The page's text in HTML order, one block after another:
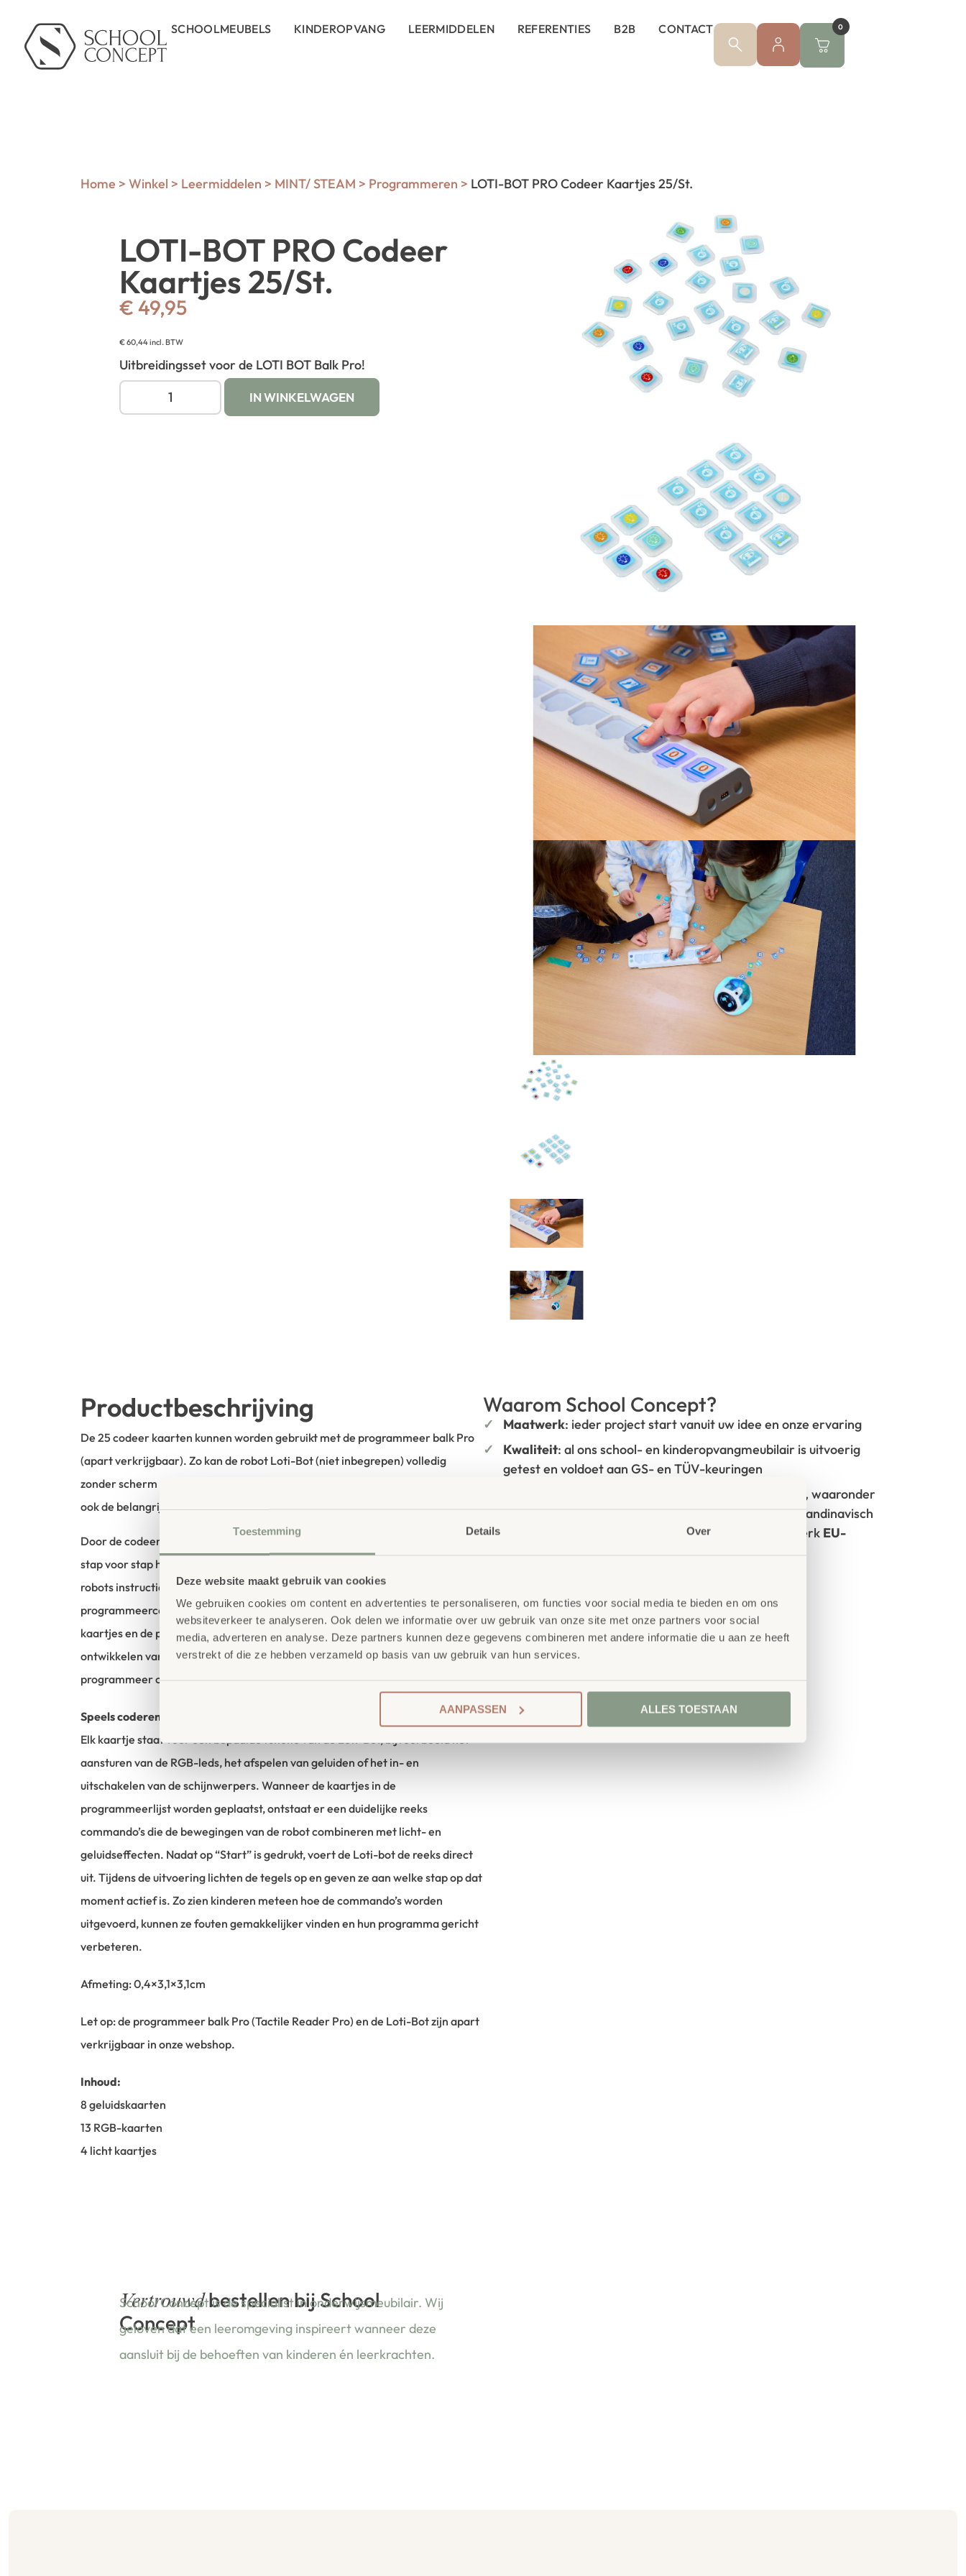
Toestemming Details Over
Deze website maakt gebruik van cookies
We gebruiken cookies om content en advertenties te personaliseren, om functies voor social media te bieden en om ons
websiteverkeer te analyseren. Ook delen we informatie over uw gebruik van onze site met onze partners voor social
media, adverteren en analyse. Deze partners kunnen deze gegevens combineren met andere informatie die u aan ze heeft
verstrekt of die ze hebben verzameld op basis van uw gebruik van hun services.
AANPASSEN ALLES TOESTAAN
SCHOOLMEUBELS KINDEROPVANG LEERMIDDELEN REFERENTIES B2B CONTACT 0
Home > Winkel > Leermiddelen > MINT/ STEAM > Programmeren > LOTI-BOT PRO Codeer Kaartjes 25/St.
LOTI-BOT PRO Codeer
Kaartjes 25/St.
€ 49,95
€60,44incl. BTW
Uitbreidingsset voor de LOTI BOT Balk Pro!
IN WINKELWAGEN
Productbeschrijving
De 25 codeer kaarten kunnen worden gebruikt met de programmeer balk Pro
(apart verkrijgbaar). Zo kan de robot Loti-Bot (niet inbegrepen) volledig
zonder scherm worden geprogrammeerd. Met de kaarten kunnen kinderen
ook de belangrijkste functies van de robot gebruiken: licht, kleur en geluid.
Door de codeer kaarten in de programmeer balk Pro te plaatsen, ontstaan
stap voor stap hele reeksen commando’s. Zo kunnen leerlingen begrijpen hoe
robots instructies uitvoeren en tegelijkertijd belangrijke
programmeerconcepten zoals sequenties, algoritmen en debugging leren. De
kaartjes en de programmeer balk helpen basisschoolkinderen bij het
ontwikkelen van programmeer opdrachten en het begrijpen van abstracte
programmeer concepten.
Speels coderen met tastbare opdrachten
Elk kaartje staat voor een bepaalde functie van de Loti-Bot, bijvoorbeeld het
aansturen van de RGB-leds, het afspelen van geluiden of het in- en
uitschakelen van de schijnwerpers. Wanneer de kaartjes in de
programmeerlijst worden geplaatst, ontstaat er een duidelijke reeks
commando’s die de bewegingen van de robot combineren met licht- en
geluidseffecten. Nadat op “Start” is gedrukt, voert de Loti-bot de reeks direct
uit. Tijdens de uitvoering lichten de tegels op en geven ze aan welke stap op dat
moment actief is. Zo zien kinderen meteen hoe de commando’s worden
uitgevoerd, kunnen ze fouten gemakkelijker vinden en hun programma gericht
verbeteren.
Afmeting: 0,4×3,1×3,1cm
Let op: de programmeer balk Pro (Tactile Reader Pro) en de Loti-Bot zijn apart
verkrijgbaar in onze webshop.
Inhoud:
8 geluidskaarten
13 RGB-kaarten
4 licht kaartjes
Vertrouwdbestellen bij School
Concept
School Concept is de specialist in onderwijsmeubilair. Wij
geloven dat een leeromgeving inspireert wanneer deze
aansluit bij de behoeften van kinderen én leerkrachten.
Waarom School Concept?
Maatwerk: ieder project start vanuit uw idee en onze ervaring
Kwaliteit: al ons school- en kinderopvangmeubilair is uitvoerig
getest en voldoet aan GS- en TÜV-keuringen
: wij werken met circulaire producten, waaronder
-gecertificeerd Scandinavisch
hout. Daarnaast zelfs voorzien van het milieukeurmerk EU-
SKU 774557